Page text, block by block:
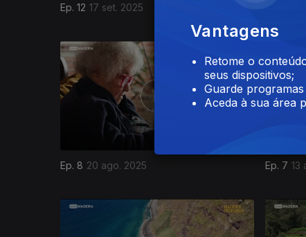
Ep. 12 17 set. 2025
Ep. 8 20 ago. 2025 Ep. 7 13
861455
Vantagens
Retome o
seus dispositivos;
Guarde
Aceda à sua área